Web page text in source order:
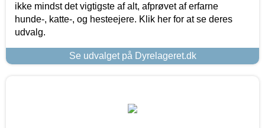
ikke mindst det vigtigste af alt, afprøvet af erfarne
hunde-, katte-, og hesteejere. Klik her for at se deres
udvalg.
Se udvalget på Dyrelageret.dk